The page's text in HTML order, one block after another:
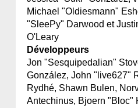
Michael "Oldiesmann"
"SleePy" Darwood et
O'Leary
Développeurs
Jon "Sesquipedalian"
González, John "live627"
Rydhé, Shawn Bulen,
Antechinus, Bjoern "Bloc"